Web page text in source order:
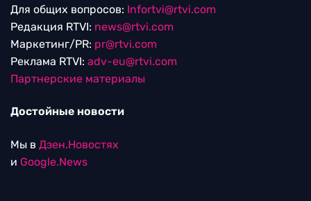
Для общих вопросов: Infortvi@rtvi.com
Редакция RTVI: news@rtvi.com
Маркетинг/PR: pr@rtvi.com
Реклама RTVI: adv-eu@rtvi.com
Партнерские материалы
Достойные новости
Мы в Дзен.Новостях
и Google.News